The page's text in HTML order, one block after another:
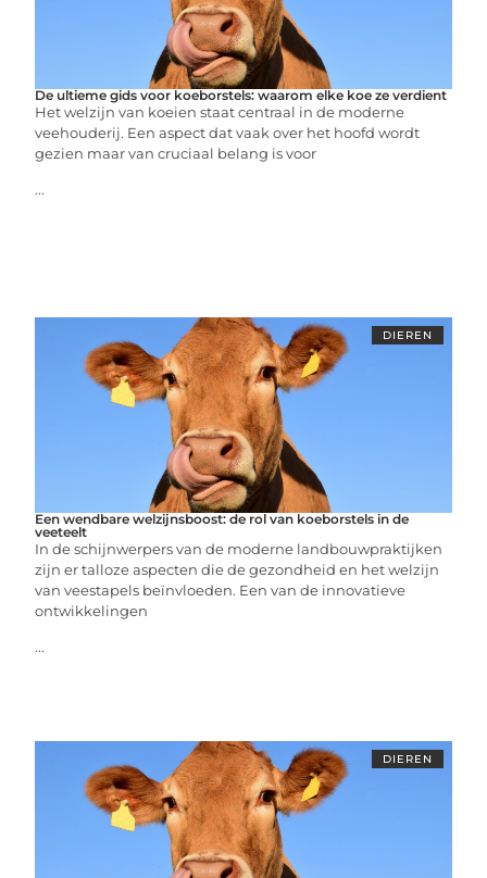
De ultieme gids voor koeborstels: waarom elke koe ze verdient
Het welzijn van koeien staat centraal in de moderne
veehouderij. Een aspect dat vaak over het hoofd wordt
gezien maar van cruciaal belang is voor
...
DIEREN
Een wendbare welzijnsboost: de rol van koeborstels in de
veeteelt
In de schijnwerpers van de moderne landbouwpraktijken
zijn er talloze aspecten die de gezondheid en het welzijn
van veestapels beïnvloeden. Een van de innovatieve
ontwikkelingen
...
DIEREN